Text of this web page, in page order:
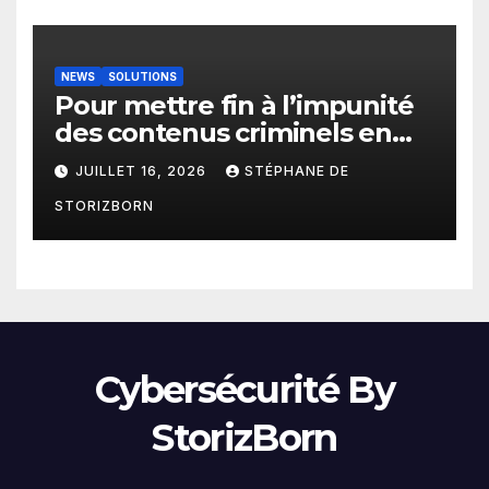
NEWS SOLUTIONS
Pour mettre fin à l’impunité
des contenus criminels en
ligne : Moderering met
gratuitement sa technologie
de détection à disposition de
toutes les agences
JUILLET 16, 2026 STÉPHANE DE
STORIZBORN
Cybersécurité By
StorizBorn